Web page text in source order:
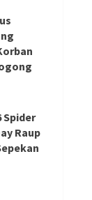
Spider
Raup